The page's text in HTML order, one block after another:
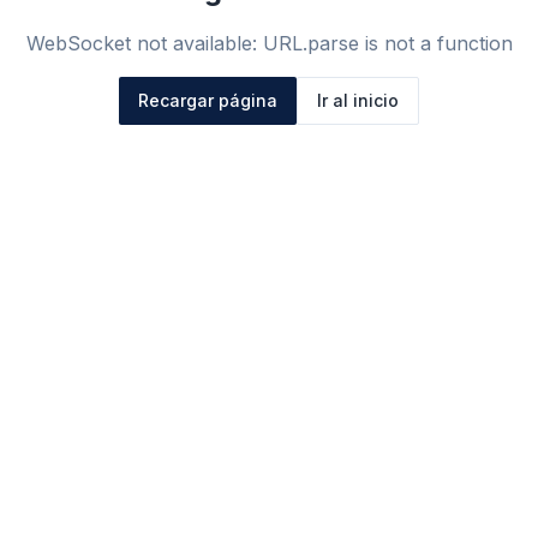
WebSocket not available: URL.parse is not a function
Recargar página Ir al inicio